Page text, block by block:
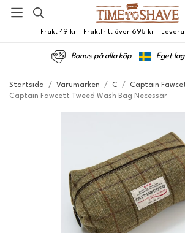
Frakt 49 kr - Fraktfritt över 695 kr -
Bonus på alla köp Eget
Startsida / Varumärken / C / Captain
Captain Fawcett Tweed Wash Bag Necessär